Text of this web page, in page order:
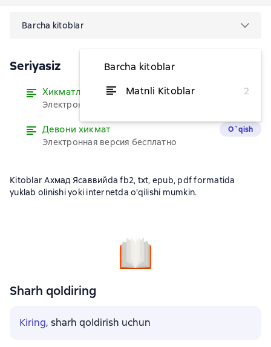
Barcha kitoblar
Barcha kitoblar
Matnli Kitoblar
2
Seriyasiz
Хикматлар
Электронная версия бесплатно
O`qish
Девони хикмат
Электронная версия бесплатно
O`qish
Kitoblar Ахмад Ясаввийda fb2, txt, epub, pdf formatida
yuklab olinishi yoki internetda o'qilishi mumkin.
Sharh qoldiring
Kiring, sharh qoldirish uchun